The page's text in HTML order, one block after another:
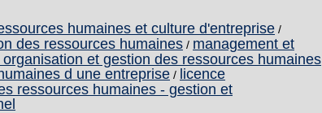
humaines et culture d'entreprise /
des ressources humaines / management et
et gestion des ressources humaines
d une entreprise / licence
ressources humaines - gestion et